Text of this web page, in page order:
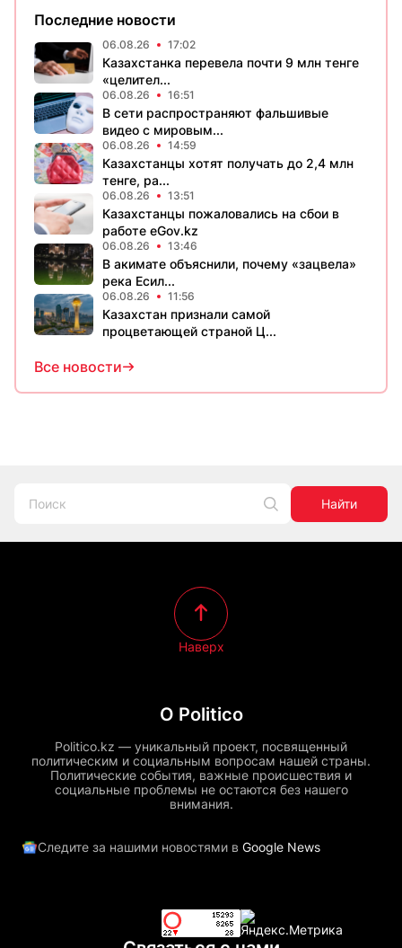
Последние новости
06.08.26 17:02
Казахстанка перевела почти 9 млн тенге
«целител...
06.08.26 16:51
В сети распространяют фальшивые
видео с мировым...
06.08.26 14:59
Казахстанцы хотят получать до 2,4 млн
тенге, ра...
06.08.26 13:51
Казахстанцы пожаловались на сбои в
работе eGov.kz
06.08.26 13:46
В акимате объяснили, почему «зацвела»
река Есил...
06.08.26 11:56
Казахстан признали самой
процветающей страной Ц...
Все новости
Найти
О Politico
Politico.kz — уникальный проект, посвященный
политическим и социальным вопросам нашей страны.
Политические события, важные происшествия и
социальные проблемы не остаются без нашего
внимания.
Следите за нашими новостями в Google News
Наверх